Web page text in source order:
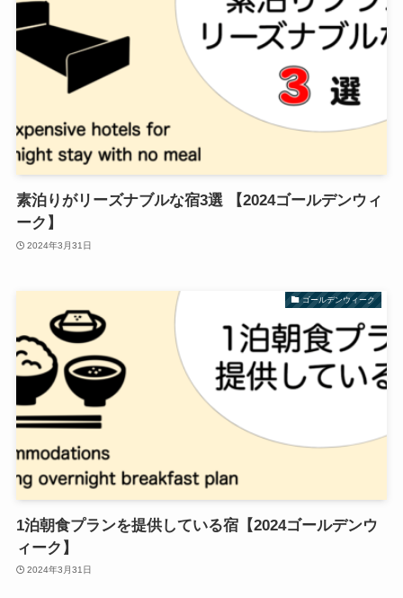
素泊りがリーズナブルな宿3選 【2024ゴールデンウィ
ーク】
2024年3月31日
ゴールデンウィーク
1泊朝食プランを提供している宿【2024ゴールデンウ
ィーク】
2024年3月31日